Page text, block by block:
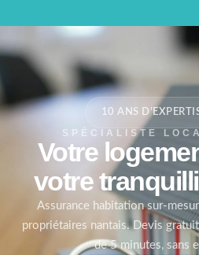
10 ANS
SPÉCIALISTE
Votre
votre
Assurance habitation sur-
propriétaires nantais. Devis
de 5 minutes, sans